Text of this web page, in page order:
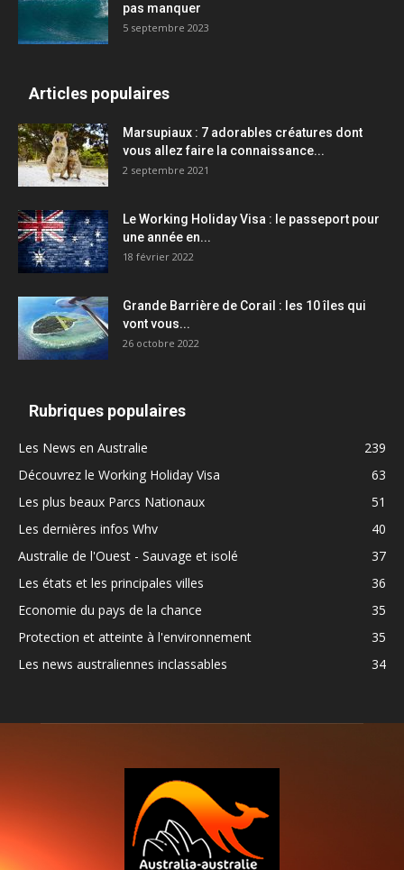
pas manquer
5 septembre 2023
Articles populaires
Marsupiaux : 7 adorables créatures dont
vous allez faire la connaissance...
2 septembre 2021
Le Working Holiday Visa : le passeport pour
une année en...
18 février 2022
Grande Barrière de Corail : les 10 îles qui
vont vous...
26 octobre 2022
Rubriques populaires
Les News en Australie
239
Découvrez le Working Holiday Visa
63
Les plus beaux Parcs Nationaux
51
Les dernières infos Whv
40
Australie de l'Ouest - Sauvage et isolé
37
Les états et les principales villes
36
Economie du pays de la chance
35
Protection et atteinte à l'environnement
35
Les news australiennes inclassables
34